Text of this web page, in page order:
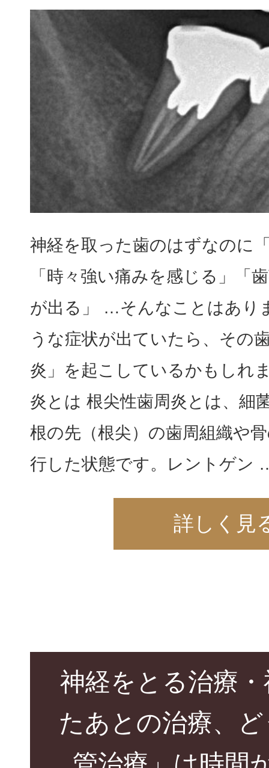
神経を取った歯のはずなのに
「時々強い痛みを感じる」「
が出る」 …そんなことはあり
うな症状が出ていたら、その
炎」を起こしているかもしれ
炎とは 根尖性歯周炎とは、細
根の先（根尖）の歯周組織や
行した状態です。レントゲン
詳しく見
神経をとる治療
たあとの治療、